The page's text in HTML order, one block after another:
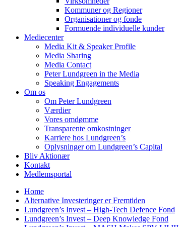
Kommuner og Regioner
Organisationer og fonde
Formuende individuelle kunder
Mediecenter
Media Kit & Speaker Profile
Media Sharing
Media Contact
Peter Lundgreen in the Media
Speaking Engagements
Om os
Om Peter Lundgreen
Værdier
Vores omdømme
Transparente omkostninger
Karriere hos Lundgreen’s
Oplysninger om Lundgreen’s Capital
Bliv Aktionær
Kontakt
Medlemsportal
Home
Alternative Investeringer er Fremtiden
Lundgreen’s Invest – High-Tech Defence Fond
Lundgreen’s Invest – Deep Knowledge Fond